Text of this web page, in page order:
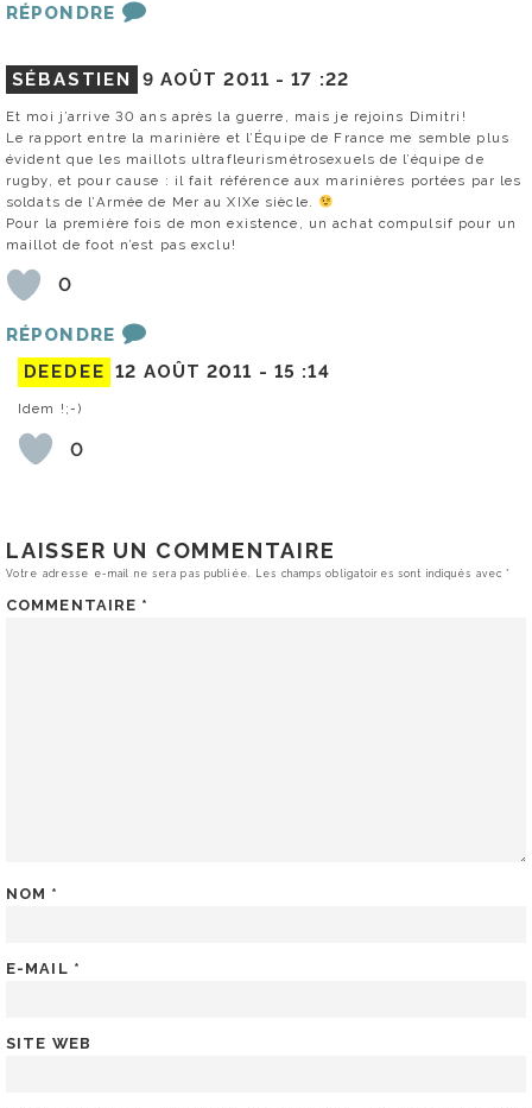
RÉPONDRE
SÉBASTIEN 9 AOÛT 2011 -17 :22
Et moi j’arrive 30 ans après la guerre, mais je rejoins Dimitri!
Le rapport entre la marinière et l’Équipe de France me semble plus
évident que les maillots ultrafleurismétrosexuels de l’équipe de
rugby, et pour cause : il fait référence aux marinières portées par les
soldats de l’Armée de Mer au XIXe siècle.
Pour la première fois de mon existence, un achat compulsif pour un
maillot de foot n’est pas exclu!
0
RÉPONDRE
DEEDEE 12 AOÛT 2011 - 15 :14
Idem !;-)
0
LAISSER UN COMMENTAIRE
Votre adresse e-mail ne sera pas publiée. Les champs obligatoires sont indiqués avec*
COMMENTAIRE *
NOM *
E-MAIL *
SITE WEB